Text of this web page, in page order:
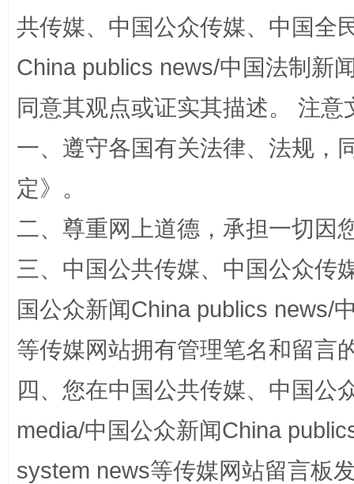
解纷+调解+退费，一次搞定
站台名比不上好声名
共传媒、中国公众传媒、中国全
China publics news/中国法制新
同意其观点或证实其描述。 注
一、遵守各国有关法律、法规，
定》。
二、尊重网上道德，承担一切因
三、中国公共传媒、中国公众传
国公众新闻China publics news/
等传媒网站拥有管理笔名和留言
四、您在中国公共传媒、中国公
media/中国公众新闻China
system news等传媒网站留言板